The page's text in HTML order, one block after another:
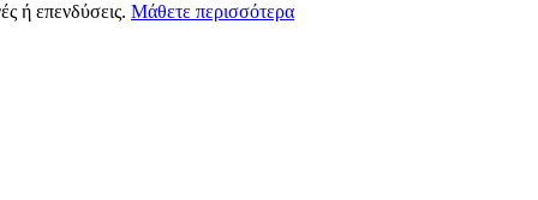
ή επενδύσεις. Μάθετε περισσότερα